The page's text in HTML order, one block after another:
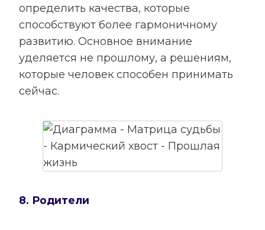
определить качества, которые
способствуют более гармоничному
развитию. Основное внимание
уделяется не прошлому, а решениям,
которые человек способен принимать
сейчас.
8. Родители